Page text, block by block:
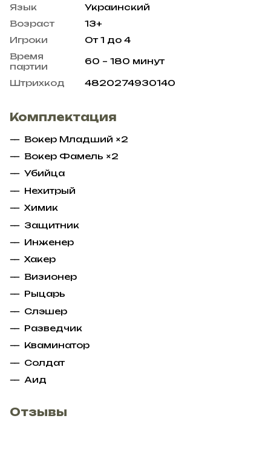
Язык
Украинский
Возраст
13+
Игроки
От 1 до 4
Время
партии
60 – 180 минут
Штрихкод 4820274930140
Комплектация
Вокер Младший ×2
Вокер Фамель ×2
Убийца
Нехитрый
Химик
Защитник
Инженер
Хакер
Визионер
Рыцарь
Слэшер
Разведчик
Кваминатор
Солдат
Аид
Отзывы